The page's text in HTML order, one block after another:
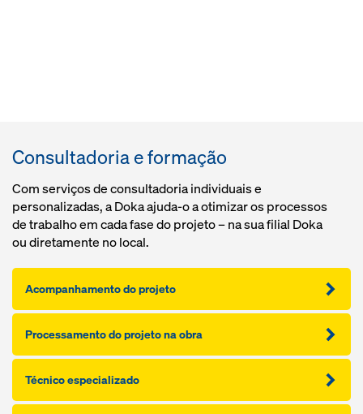
Consultadoria e formação
Com serviços de consultadoria individuais e
personalizadas, a Doka ajuda-o a otimizar os processos
de trabalho em cada fase do projeto – na sua filial Doka
ou diretamente no local.
Acompanhamento do projeto
Processamento do projeto na obra
Técnico especializado